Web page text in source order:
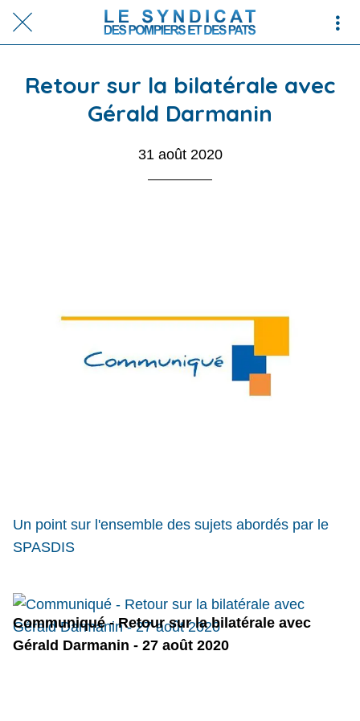
Retour sur la bilatérale avec
Gérald Darmanin
31 août 2020
Un point sur l'ensemble des sujets abordés par le
SPASDIS
Communiqué - Retour sur la bilatérale avec
Gérald Darmanin - 27 août 2020